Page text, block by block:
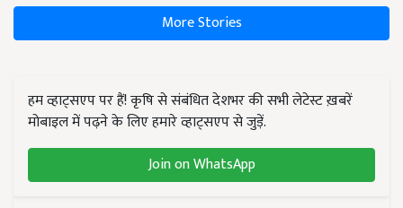
More Stories
हम व्हाट्सएप पर हैं! कृषि से संबंधित देशभर की सभी लेटेस्ट ख़बरें
मोबाइल में पढ़ने के लिए हमारे व्हाट्सएप से जुड़ें.
Join on WhatsApp